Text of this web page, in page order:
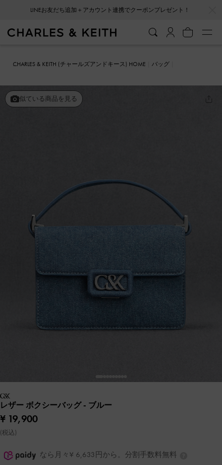
LINEお友だち追加＋アカウント連携でクーポンプレゼント！
CHARLES & KEITH (チャールズアンドキース) HOME
バッグ
似ている商品を見る
レザー ボクシーバッグ- ブルー
¥ 19,900
(税込)
なら月々¥ 6,633円から。分割手数料無料